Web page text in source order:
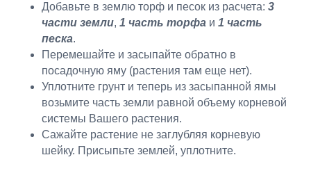
Добавьте в землю торф и песок из расчета: 3
части земли, 1 часть торфа и 1 часть
песка.
Перемешайте и засыпайте обратно в
посадочную яму (растения там еще нет).
Уплотните грунт и теперь из засыпанной ямы
возьмите часть земли равной объему корневой
системы Вашего растения.
Сажайте растение не заглубляя корневую
шейку. Присыпьте землей, уплотните.